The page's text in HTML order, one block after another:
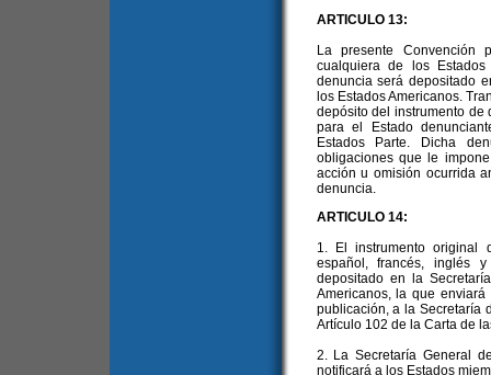
ARTICULO 13:
La presente Convención
cualquiera de los
denuncia será depositado
los Estados Americanos.
depósito del instrumento de
para el Estado
Estados Parte. Dicha
obligaciones que le
acción u omisión ocurrida
denuncia.
ARTICULO 14:
1. El instrumento original
español, francés, inglés
depositado en la
Americanos, la que
publicación, a la Secretaría
Artículo 102 de la Carta de
2. La Secretaría General
notificará a los Estados